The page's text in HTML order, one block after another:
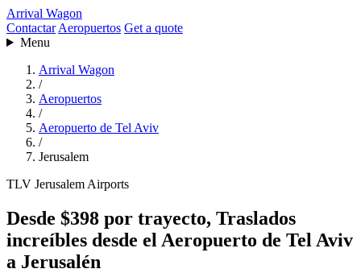
Arrival Wagon
Contactar Aeropuertos Get a quote
Menu
Arrival Wagon
/
Aeropuertos
/
Aeropuerto de Tel Aviv
/
Jerusalem
TLV Jerusalem Airports
Desde $398 por trayecto, Traslados
increíbles desde el Aeropuerto de Tel Aviv
a Jerusalén